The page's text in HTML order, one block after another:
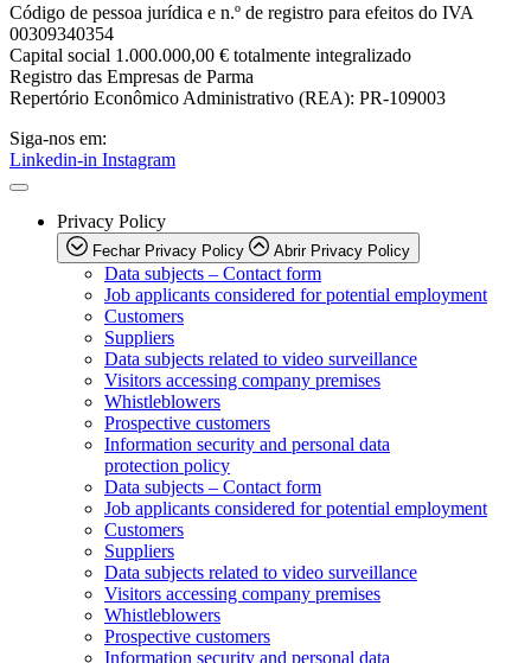
Código de pessoa jurídica e n.º de registro para efeitos do IVA
00309340354
Capital social 1.000.000,00 € totalmente integralizado
Registro das Empresas de Parma
Repertório Econômico Administrativo (REA): PR-109003
Siga-nos em:
Linkedin-in Instagram
Privacy Policy
Fechar Privacy Policy Abrir Privacy Policy
Data subjects – Contact form
Job applicants considered for potential employment
Customers
Suppliers
Data subjects related to video surveillance
Visitors accessing company premises
Whistleblowers
Prospective customers
Information security and personal data
protection policy
Data subjects – Contact form
Job applicants considered for potential employment
Customers
Suppliers
Data subjects related to video surveillance
Visitors accessing company premises
Whistleblowers
Prospective customers
Information security and personal data